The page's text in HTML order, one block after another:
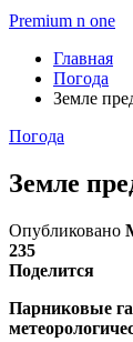
Premium n one
Главная
Погода
Земле
Погода
Земле
Опубликовано
235
Поделится
Парниковые